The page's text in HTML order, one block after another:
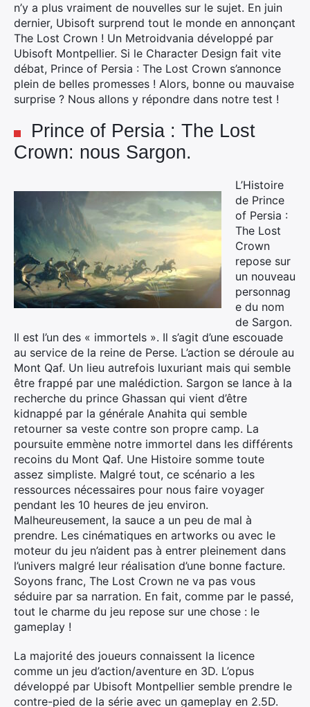
n’y a plus vraiment de nouvelles sur le sujet. En juin
dernier, Ubisoft surprend tout le monde en annonçant
The Lost Crown ! Un Metroidvania développé par
Ubisoft Montpellier. Si le Character Design fait vite
débat, Prince of Persia : The Lost Crown s’annonce
plein de belles promesses ! Alors, bonne ou mauvaise
surprise ? Nous allons y répondre dans notre test !
Prince of Persia : The Lost
Crown: nous Sargon.
L’Histoire
de Prince
of Persia :
The Lost
Crown
repose sur
un nouveau
personnag
e du nom
de Sargon.
Il est l’un des « immortels ». Il s’agit d’une escouade
au service de la reine de Perse. L’action se déroule au
Mont Qaf. Un lieu autrefois luxuriant mais qui semble
être frappé par une malédiction. Sargon se lance à la
recherche du prince Ghassan qui vient d’être
kidnappé par la générale Anahita qui semble
retourner sa veste contre son propre camp. La
poursuite emmène notre immortel dans les différents
recoins du Mont Qaf. Une Histoire somme toute
assez simpliste. Malgré tout, ce scénario a les
ressources nécessaires pour nous faire voyager
pendant les 10 heures de jeu environ.
Malheureusement, la sauce a un peu de mal à
prendre. Les cinématiques en artworks ou avec le
moteur du jeu n’aident pas à entrer pleinement dans
l’univers malgré leur réalisation d’une bonne facture.
Soyons franc, The Lost Crown ne va pas vous
séduire par sa narration. En fait, comme par le passé,
tout le charme du jeu repose sur une chose : le
gameplay !
La majorité des joueurs connaissent la licence
comme un jeu d’action/aventure en 3D. L’opus
développé par Ubisoft Montpellier semble prendre le
contre-pied de la série avec un gameplay en 2.5D.